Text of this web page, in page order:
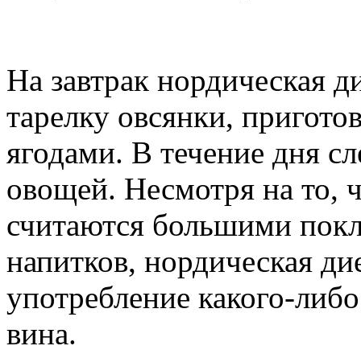
На завтрак нордическая
тарелку овсянки,
ягодами. В течение дня
овощей. Несмотря на то,
считаются большими
напитков, нордическая
употребление какого-
вина.